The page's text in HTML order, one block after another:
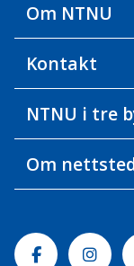
Om NTNU
Kontakt
NTNU i tre
Om
Facebook